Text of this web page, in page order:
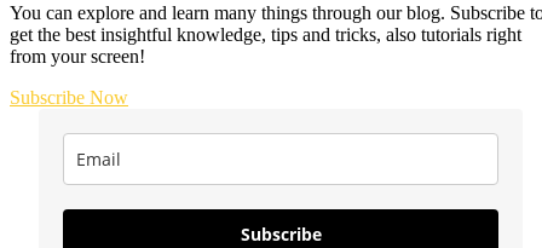
You can explore and learn many things through our blog. Subscribe
get the best insightful knowledge, tips and tricks, also tutorials right
from your screen!
Subscribe Now
Subscribe